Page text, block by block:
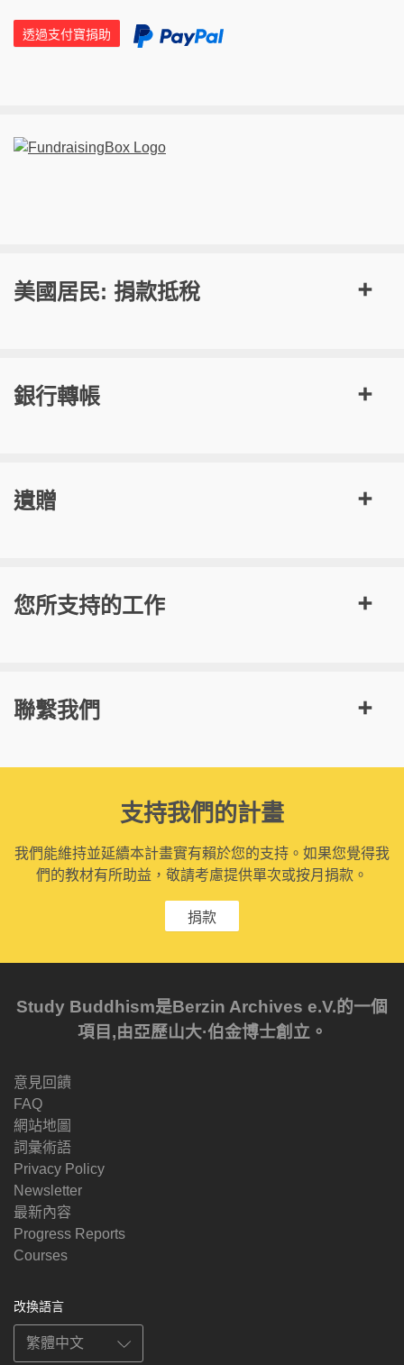
透過支付寶捐助
美國居民: 捐款抵稅
銀行轉帳
遺贈
您所支持的工作
聯繫我們
支持我們的計畫
我們能維持並延續本計畫實有賴於您的支持。如果您覺得我
們的教材有所助益，敬請考慮提供單次或按月捐款。
捐款
Study Buddhism是Berzin Archives e.V.的一個
項目,由亞歷山大·伯金博士創立。
意見回饋
FAQ
網站地圖
詞彙術語
Privacy Policy
Newsletter
最新內容
Progress Reports
Courses
改換語言